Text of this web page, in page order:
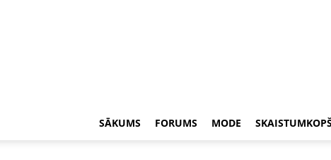
SĀKUMS FORUMS MODE